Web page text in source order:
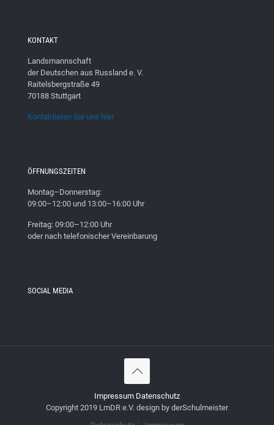
KONTAKT
Landsmannschaft
der Deutschen aus Russland e. V.
Raitelsbergstraße 49
70188 Stuttgart
Kontaktieren Sie uns hier
ÖFFNUNGSZEITEN
Montag–Donnerstag:
09:00–12:00 und 13:00–16:00 Uhr
Freitag: 09:00–12:00 Uhr
oder nach telefonischer Vereinbarung
SOCIAL MEDIA
Impressum Datenschutz
Copyright 2019 LmDR e.V. design by derSchulmeister